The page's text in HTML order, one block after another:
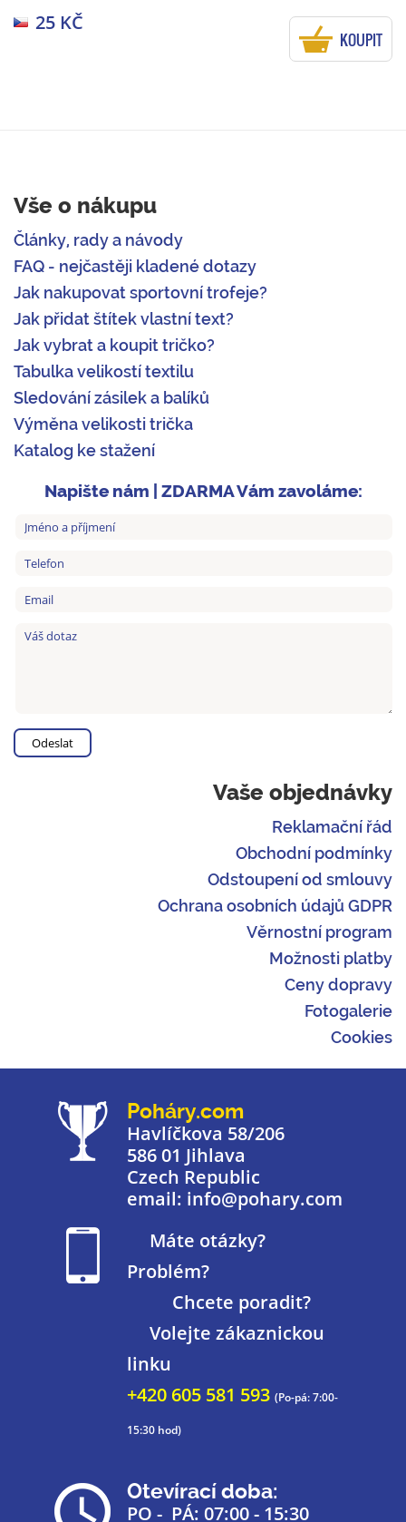
25 KČ
KOUPIT
Vše o nákupu
Články, rady a návody
FAQ - nejčastěji kladené dotazy
Jak nakupovat sportovní trofeje?
Jak přidat štítek vlastní text?
Jak vybrat a koupit tričko?
Tabulka velikostí textilu
Sledování zásilek a balíků
Výměna velikosti trička
Katalog ke stažení
Napište nám | ZDARMA Vám zavoláme:
Vaše objednávky
Reklamační řád
Obchodní podmínky
Odstoupení od smlouvy
Ochrana osobních údajů GDPR
Věrnostní program
Možnosti platby
Ceny dopravy
Fotogalerie
Cookies
Poháry.com
Havlíčkova 58/206
586 01 Jihlava
Czech Republic
email: info@pohary.com
Máte otázky?
Problém?
Chcete poradit?
Volejte zákaznickou
linku
+420 605 581 593 (Po-pá: 7:00-
15:30 hod)
Otevírací doba:
PO - PÁ: 07:00 - 15:30